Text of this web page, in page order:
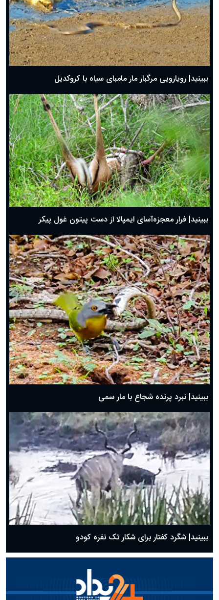
ببینید| رویارویی مرگبار مار مامبای سیاه با کروکدیل
ببینید| فرار معجزه‌آسای ایمپالا از دست پیتون غول پیکر
ببینید| نبرد پرنده شجاع با مار سمی
ببینید| شگرد کفتار برای شکار تک نفره کودو